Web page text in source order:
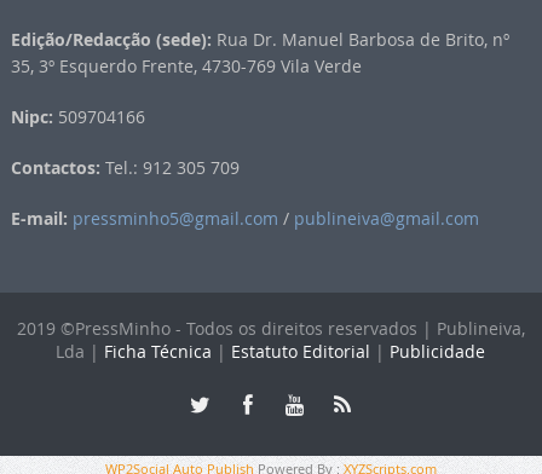
Edição/Redacção (sede): Rua Dr. Manuel Barbosa de Brito, nº
35, 3º Esquerdo Frente, 4730-769 Vila Verde
Nipc: 509704166
Contactos: Tel.: 912 305 709
E-mail: pressminho5@gmail.com / publineiva@gmail.com
2019 ©PressMinho - Todos os direitos reservados | Publineiva,
Lda | Ficha Técnica | Estatuto Editorial | Publicidade
WP2Social Auto Publish Powered By : XYZScripts.com